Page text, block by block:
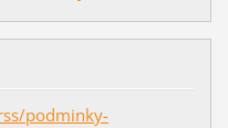
podminky-